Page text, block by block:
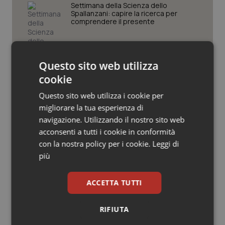
Veneto
Oncoematologia
Psoriasi & pelle
Quotidiano Cardiologia
Quotidiano Chirurgia
Quotidiano Oncologia
Quotidiano Pediatria
Rene & patologie urogenitali
Settimana della Scienza dello
Spallanzani: capire la ricerca per
comprendere il presente
Schillaci: “Gli attuali indicatori non
fotografano la qualità reale del Ssn”
Case di comunità. La sfida ora è
riempirle di professionisti e servizi. Il
punto della Conferenza delle Regioni
San Raffaele di Milano. Ispezioni e
Questo sito web utilizza
cookie
Questo sito web utilizza i cookie per
migliorare la tua esperienza di
navigazione. Utilizzando il nostro sito web
acconsenti a tutti i cookie in conformità
con la nostra policy per i cookie. Leggi di
più
ACCETTA TUTTI
RIFIUTA